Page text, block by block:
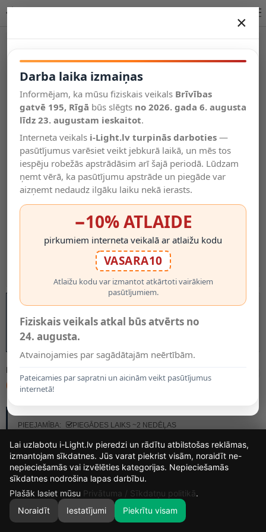
Salīdzināt
Vēlmju
saraksts
Valodas
0
MODELIS:
60.55€
PIEEJAMĪBA:
PIEGĀDES LAIKS ~2 NEDĒĻAS
×
Darba laika izmaiņas
Informējam, ka mūsu fiziskais veikals Brīvības
gatvē 195, Rīgā būs slēgts no 2026. gada 6. augusta
līdz 23. augustam ieskaitot.
Interneta veikals i-Light.lv turpinās darboties —
pasūtījumus varēsiet veikt jebkurā laikā, un mēs tos
iespēju robežās apstrādāsim arī šajā periodā. Lūdzam
ņemt vērā, ka pasūtījumu apstrāde un piegāde var
aizņemt nedaudz ilgāku laiku nekā ierasts.
−10% ATLAIDE
pirkumiem interneta veikalā ar atlaižu kodu
VASARA10
Atlaižu kodu var izmantot atkārtoti vairākiem
pasūtījumiem.
Fiziskais veikals atkal būs atvērts no
24. augusta.
Atvainojamies par sagādātajām neērtībām.
Pateicamies par sapratni un aicinām veikt pasūtījumus
internetā!
14
DIENAS
12
STUNDAS
55
MIN.
44
Lai uzlabotu i-Light.lv pieredzi un rādītu atbilstošas reklāmas,
izmantojam sīkdatnes. Jūs varat piekrist visām, noraidīt ne-
nepieciešamās vai izvēlēties kategorijas. Nepieciešamās
sīkdatnes nodrošina lapas darbību.
Plašāk lasiet mūsu Privātuma / Sīkdatņu politikā.
Noraidīt
Iestatījumi Piekrītu visam